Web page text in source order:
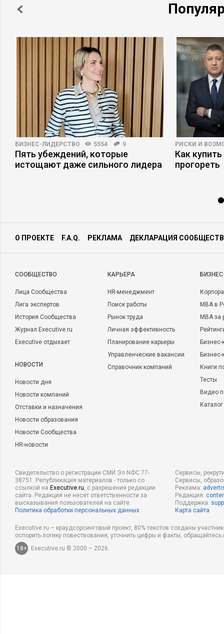
БИЗНЕС-ЛИДЕРСТВО 5554 9
Пять убеждений, которые
истощают даже сильного лидера
РИСКИ И
Как
прогореть
О ПРОЕКТЕ F.A.Q. РЕКЛАМА ДЕКЛАРАЦИЯ
CООБЩЕСТВО
Лица Сообщества
Лига экспертов
История Сообщества
Журнал Executive.ru
Executive отдыхает
НОВОСТИ
Новости дня
Новости компаний
Отставки и назначения
Новости образования
Новости Сообщества
HR-новости
КАРЬЕРА
HR-менеджмент
Поиск работы
Рынок труда
Личная эффективность
Планирование карьеры
Управленческие вакансии
Справочник компаний
MBA в
MBA
Бизнес-
Книги
Тесты
Видео
Свидетельство о регистрации СМИ Эл NФС 77-
38751. Републикация материалов - только со
ссылкой на Executive.ru, с разрешения редакции
сайта. Редакция не несет ответственности за
высказывания пользователей на сайте.
Политика обработки персональных данных
Сервисы,
Сервисы,
Реклама:
Редакция:
Поддержка:
Карта сайта
Executive.ru – краудсорсинговый проект, 80% текстов созданы
оспорить логику повествования, уточнить цифры и факты,
18+
Executive.ru © 2000 – 2026.